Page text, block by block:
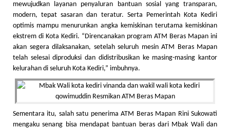
mewujudkan layanan penyaluran bantuan sosial yang transparan,
modern, tepat sasaran dan teratur. Serta Pemerintah Kota Kediri
optimis mampu menurunkan angka kemiskinan terutama kemiskinan
ekstrem di Kota Kediri. “Direncanakan program ATM Beras Mapan ini
akan segera dilaksanakan, setelah seluruh mesin ATM Beras Mapan
telah selesai diproduksi dan didistribusikan ke masing-masing kantor
kelurahan di seluruh Kota Kediri,” imbuhnya.
Sementara itu, salah satu penerima ATM Beras Mapan Rini Sukowati
mengaku senang bisa mendapat bantuan beras dari Mbak Wali dan